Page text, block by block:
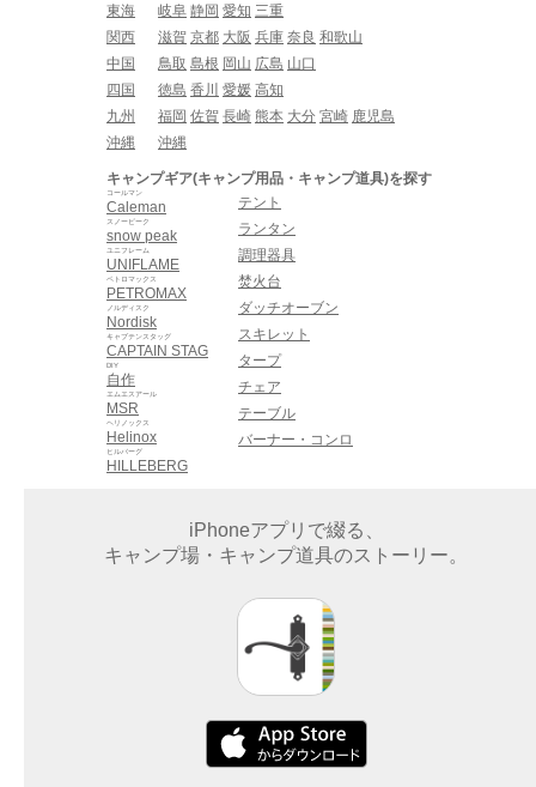
東海
岐阜 静岡 愛知 三重
関西
滋賀 京都 大阪 兵庫 奈良 和歌山
中国
鳥取 島根 岡山 広島 山口
四国
徳島 香川 愛媛 高知
九州
福岡 佐賀 長崎 熊本 大分 宮崎 鹿児島
沖縄
沖縄
キャンプギア(キャンプ用品・キャンプ道具)を探す
Caleman
コールマン
snow peak
スノーピーク
UNIFLAME
ユニフレーム
PETROMAX
ペトロマックス
Nordisk
ノルディスク
CAPTAIN STAG
キャプテンスタッグ
自作
DIY
MSR
エムエスアール
Helinox
ヘリノックス
HILLEBERG
ヒルバーグ
テント
ランタン
調理器具
焚火台
ダッチオーブン
スキレット
タープ
チェア
テーブル
バーナー・コンロ
iPhoneアプリで綴る、
キャンプ場・キャンプ道具のストーリー。